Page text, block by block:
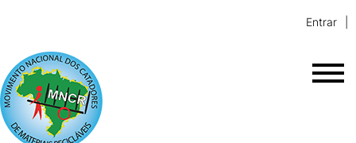
Entrar